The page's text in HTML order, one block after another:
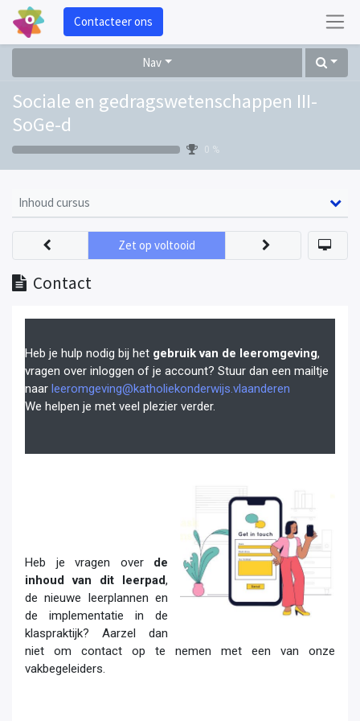
Contacteer ons
Nav
Sociale en gedragswetenschappen III-
SoGe-d
0 %
Inhoud cursus
Contact
Zet op voltooid
Heb je hulp nodig bij het gebruik van de leeromgeving,
vragen over inloggen of je account? Stuur dan een mailtje
naar leeromgeving@katholiekonderwijs.vlaanderen
We helpen je met veel plezier verder.
Heb je vragen over de
inhoud van dit leerpad,
de nieuwe leerplannen en
de implementatie in de
klaspraktijk? Aarzel dan
niet om contact op te nemen met een van onze
vakbegeleiders.